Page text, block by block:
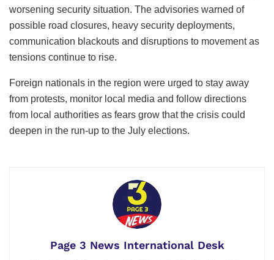
worsening security situation. The advisories warned of
possible road closures, heavy security deployments,
communication blackouts and disruptions to movement as
tensions continue to rise.
Foreign nationals in the region were urged to stay away
from protests, monitor local media and follow directions
from local authorities as fears grow that the crisis could
deepen in the run-up to the July elections.
Page 3 News International Desk